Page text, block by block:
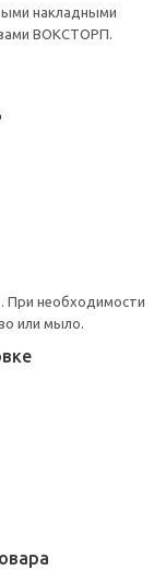
накладными
ВОКСТОРП.
При необходимости
или мыло.